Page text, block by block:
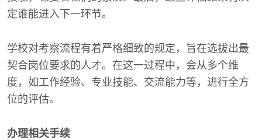
定谁能进入下一环节。
学校对考察流程有着严格细致的规定，旨在选拔出最
契合岗位要求的人才。在这一过程中，会从多个维
度，如工作经验、专业技能、交流能力等，进行全方
位的评估。
办理相关手续